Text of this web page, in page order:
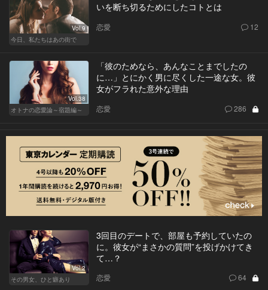
Vol.9
今日、私たちはあの街で
いを断ち切るためにしたコトとは
恋愛 12
Vol.38
オトナの恋愛論～宿題編～
「彼のためなら、あんなことまでしたの
に…」とにかく男に尽くした一途な女。彼
女がフラれた意外な理由
恋愛 286
Vol.2
その男女、ひと癖あり
3回目のデートで、部屋も予約していたの
に。彼女が“まさかの質問”を投げかけてき
て…？
恋愛 64